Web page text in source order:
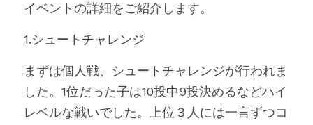
リンク集
お問い合わせ
イベントの詳細をご紹介します。
1.シュートチャレンジ
まずは個人戦、シュートチャレンジが行われま
した。1位だった子は10投中9投決めるなどハイ
レベルな戦いでした。上位３人には一言ずつコ